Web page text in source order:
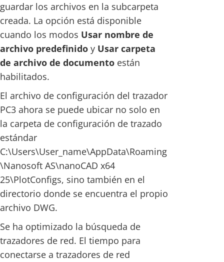
guardar los archivos en la subcarpeta
creada. La opción está disponible
cuando los modos Usar nombre de
archivo predefinido y Usar carpeta
de archivo de documento están
habilitados.
El archivo de configuración del trazador
PC3 ahora se puede ubicar no solo en
la carpeta de configuración de trazado
estándar
C:\Users\User_name\AppData\Roaming
\Nanosoft AS\nanoCAD x64
25\PlotConfigs, sino también en el
directorio donde se encuentra el propio
archivo DWG.
Se ha optimizado la búsqueda de
trazadores de red. El tiempo para
conectarse a trazadores de red